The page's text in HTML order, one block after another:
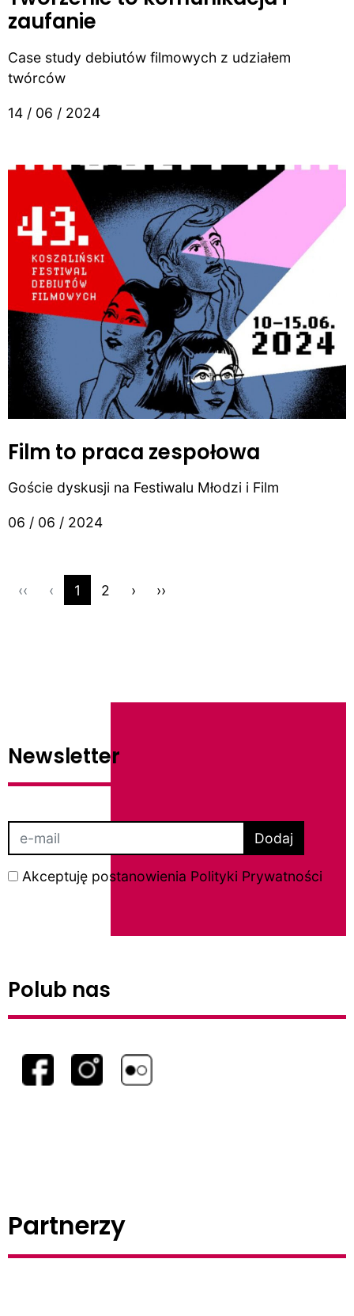
zaufanie
Case study debiutów filmowych z udziałem
twórców
14 / 06 / 2024
Film to praca zespołowa
Goście dyskusji na Festiwalu Młodzi i Film
06 / 06 / 2024
‹‹ ‹ 1 2 › ››
Newsletter
Dodaj
Akceptuję postanowienia Polityki Prywatności
Polub nas
Partnerzy